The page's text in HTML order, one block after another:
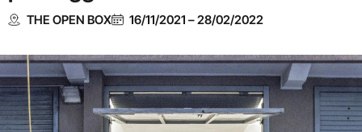
THE OPEN BOX 16/11/2021 –28/02/2022